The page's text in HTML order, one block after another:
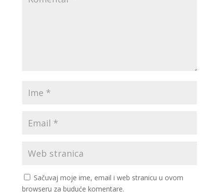
Sačuvaj moje ime, email i web stranicu u ovom
browseru za buduće komentare.